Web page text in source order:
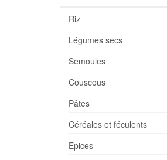
Riz
Légumes secs
Semoules
Couscous
Pâtes
Céréales et féculents
Epices